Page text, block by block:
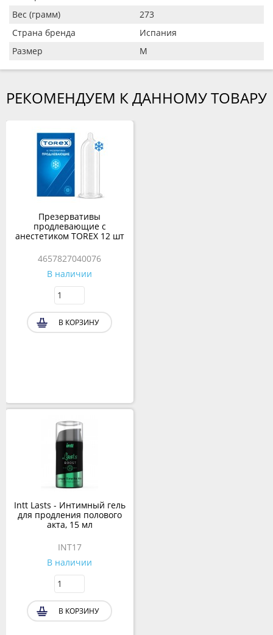
Вес (грамм)
273
Страна бренда
Испания
Размер
M
РЕКОМЕНДУЕМ К ДАННОМУ ТОВАРУ
Презервативы
продлевающие с
анестетиком TOREX 12 шт
4657827040076
В наличии
В КОРЗИНУ
Intt Lasts - Интимный гель
для продления полового
акта, 15 мл
INT17
В наличии
В КОРЗИНУ